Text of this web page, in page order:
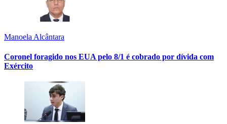
Manoela Alcântara
Coronel foragido nos EUA pelo 8/1 é cobrado por dívida com
Exército